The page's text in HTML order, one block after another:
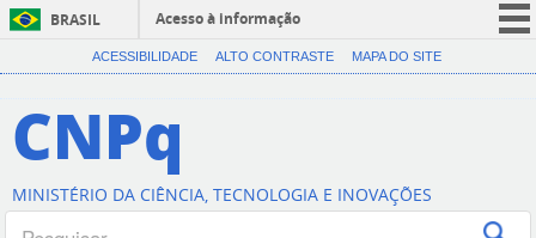
BRASIL
Acesso à informação
CORONAVÍRUS (COVID-19)
Canais
ACESSIBILIDADE ALTO CONTRASTE MAPA DO SITE
CNPq
MINISTÉRIO DA CIÊNCIA, TECNOLOGIA E INOVAÇÕES